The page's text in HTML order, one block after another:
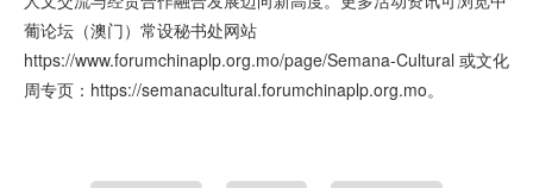
葡论坛（澳门）常设秘书处网站
https://www.forumchinaplp.org.mo/page/Semana-Cultural 或文化
周专页：https://semanacultural.forumchinaplp.org.mo。